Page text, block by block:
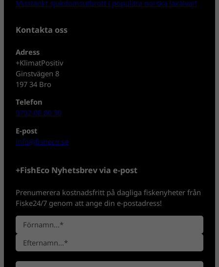
Misstänkt sjukdomsutbrott i populära norska laxälvar!
Kontakta oss
Adress
+KlimatPositiv
Ginstvägen 8
197 34 Bro
Telefon
0702-08 80 30
E-post
info@fisheco.se
+FishEco Nyhetsbrev via e-post
Prenumerera kostnadsfritt på dagliga fiskenyheter från
Fiske24/7 genom att ange din e-postadress!
N
a
n
*
F
ö
r